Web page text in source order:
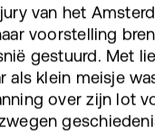
van het
voorstelling
gestuurd. Met
als klein meisje
over zijn lot